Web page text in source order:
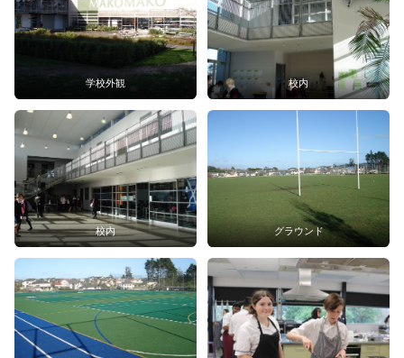
学校外観 校内
校内 グラウンド